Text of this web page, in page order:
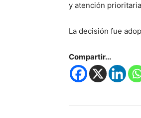
y atención
La decisión fue
Compartir...